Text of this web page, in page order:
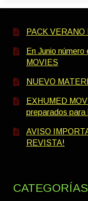
PACK
En Junio
MOVIES
NUEVO
EXHUMED
preparados
AVISO
REVISTA!